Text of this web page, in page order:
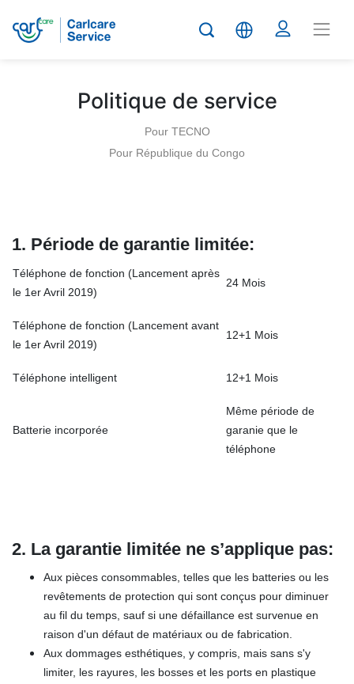
Politique de service
Pour TECNO
Pour République du Congo
1. Période de garantie limitée:
Téléphone de fonction (Lancement après
le 1er Avril 2019)
24 Mois
Téléphone de fonction (Lancement avant
le 1er Avril 2019)
12+1 Mois
Téléphone intelligent 12+1 Mois
Batterie incorporée
Même période de
garanie que le
téléphone
2. La garantie limitée ne s’applique pas:
Aux pièces consommables, telles que les batteries ou les
revêtements de protection qui sont conçus pour diminuer
au fil du temps, sauf si une défaillance est survenue en
raison d'un défaut de matériaux ou de fabrication.
Aux dommages esthétiques, y compris, mais sans s'y
limiter, les rayures, les bosses et les ports en plastique